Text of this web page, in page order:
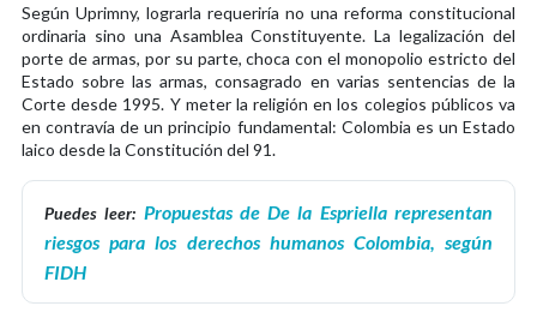
Según Uprimny, lograrla requeriría no una reforma constitucional
ordinaria sino una Asamblea Constituyente. La legalización del
porte de armas, por su parte, choca con el monopolio estricto del
Estado sobre las armas, consagrado en varias sentencias de la
Corte desde 1995. Y meter la religión en los colegios públicos va
en contravía de un principio fundamental: Colombia es un Estado
laico desde la Constitución del 91.
Puedes leer: Propuestas de De la Espriella representan
riesgos para los derechos humanos Colombia, según
FIDH